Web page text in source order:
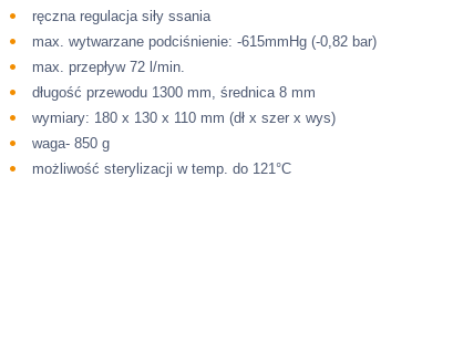
ręczna regulacja siły ssania
max. wytwarzane podciśnienie: -615mmHg (-0,82 bar)
max. przepływ 72 l/min.
długość przewodu 1300 mm, średnica 8 mm
wymiary: 180 x 130 x 110 mm (dł x szer x wys)
waga- 850 g
możliwość sterylizacji w temp. do 121°C